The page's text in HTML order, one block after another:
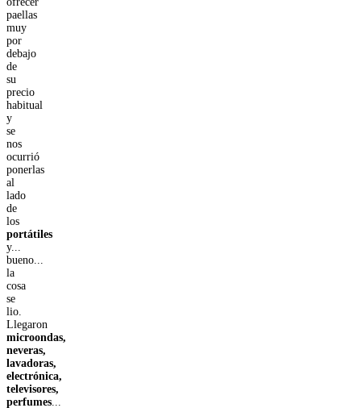
paellas
muy
por
debajo
de
su
precio
habitual
y
se
nos
ocurrió
ponerlas
al
lado
de
los
portátiles
y...
bueno...
la
cosa
se
lio.
Llegaron
microondas,
neveras,
lavadoras,
electrónica,
televisores,
perfumes